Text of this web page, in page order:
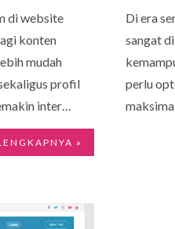
di website
konten
mudah
profil
inter…
»
Di era
sangat
perlu